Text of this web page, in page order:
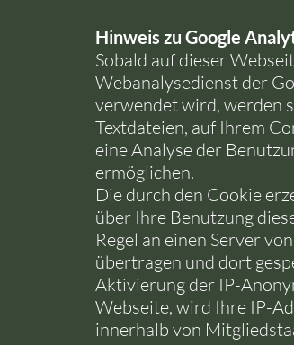
Hinweis zu Google
Sobald auf dieser
Webanalysedienst der
verwendet wird, werden
Textdateien, auf Ihrem
eine Analyse der
ermöglichen.
Die durch den Cookie
über Ihre Benutzung
Regel an einen Server
übertragen und dort
Aktivierung der IP-
Webseite, wird Ihre IP-
innerhalb von